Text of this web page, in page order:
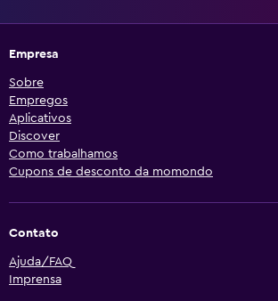
Empresa
Sobre
Empregos
Aplicativos
Discover
Como trabalhamos
Cupons de desconto da momondo
Contato
Ajuda/FAQ
Imprensa